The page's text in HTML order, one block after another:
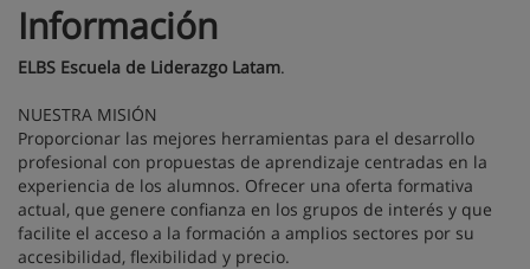
Información
ELBS Escuela de Liderazgo Latam.
NUESTRA MISIÓN
Proporcionar las mejores herramientas para el desarrollo
profesional con propuestas de aprendizaje centradas en la
experiencia de los alumnos. Ofrecer una oferta formativa
actual, que genere confianza en los grupos de interés y que
facilite el acceso a la formación a amplios sectores por su
accesibilidad, flexibilidad y precio.